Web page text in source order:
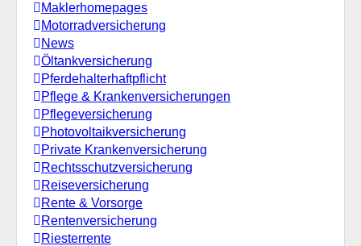
Maklerhomepages
Motorradversicherung
News
Öltankversicherung
Pferdehalterhaftpflicht
Pflege & Krankenversicherungen
Pflegeversicherung
Photovoltaikversicherung
Private Krankenversicherung
Rechtsschutzversicherung
Reiseversicherung
Rente & Vorsorge
Rentenversicherung
Riesterrente